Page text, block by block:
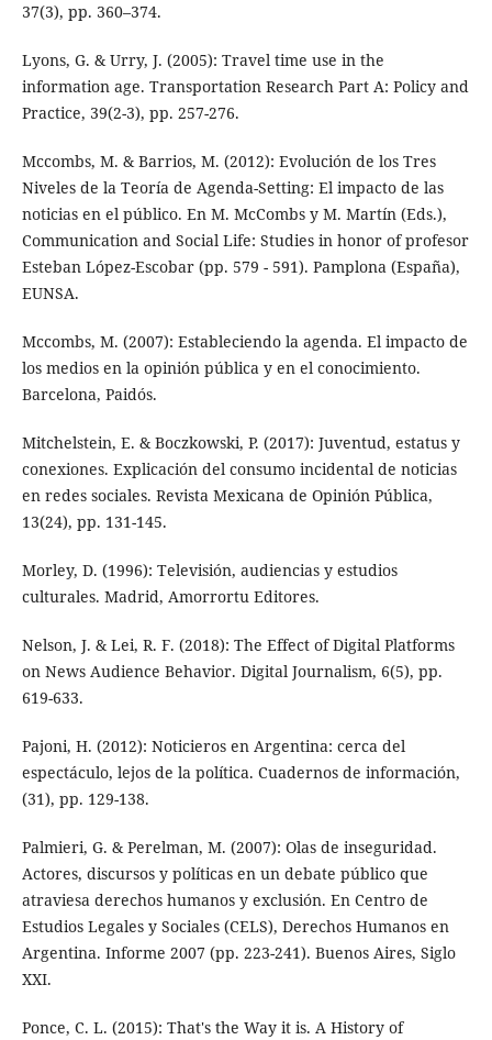
37(3), pp. 360–374.
Lyons, G. & Urry, J. (2005): Travel time use in the
information age. Transportation Research Part A: Policy and
Practice, 39(2-3), pp. 257-276.
Mccombs, M. & Barrios, M. (2012): Evolución de los Tres
Niveles de la Teoría de Agenda-Setting: El impacto de las
noticias en el público. En M. McCombs y M. Martín (Eds.),
Communication and Social Life: Studies in honor of profesor
Esteban López-Escobar (pp. 579 - 591). Pamplona (España),
EUNSA.
Mccombs, M. (2007): Estableciendo la agenda. El impacto de
los medios en la opinión pública y en el conocimiento.
Barcelona, Paidós.
Mitchelstein, E. & Boczkowski, P. (2017): Juventud, estatus y
conexiones. Explicación del consumo incidental de noticias
en redes sociales. Revista Mexicana de Opinión Pública,
13(24), pp. 131-145.
Morley, D. (1996): Televisión, audiencias y estudios
culturales. Madrid, Amorrortu Editores.
Nelson, J. & Lei, R. F. (2018): The Effect of Digital Platforms
on News Audience Behavior. Digital Journalism, 6(5), pp.
619-633.
Pajoni, H. (2012): Noticieros en Argentina: cerca del
espectáculo, lejos de la política. Cuadernos de información,
(31), pp. 129-138.
Palmieri, G. & Perelman, M. (2007): Olas de inseguridad.
Actores, discursos y políticas en un debate público que
atraviesa derechos humanos y exclusión. En Centro de
Estudios Legales y Sociales (CELS), Derechos Humanos en
Argentina. Informe 2007 (pp. 223-241). Buenos Aires, Siglo
XXI.
Ponce, C. L. (2015): That's the Way it is. A History of